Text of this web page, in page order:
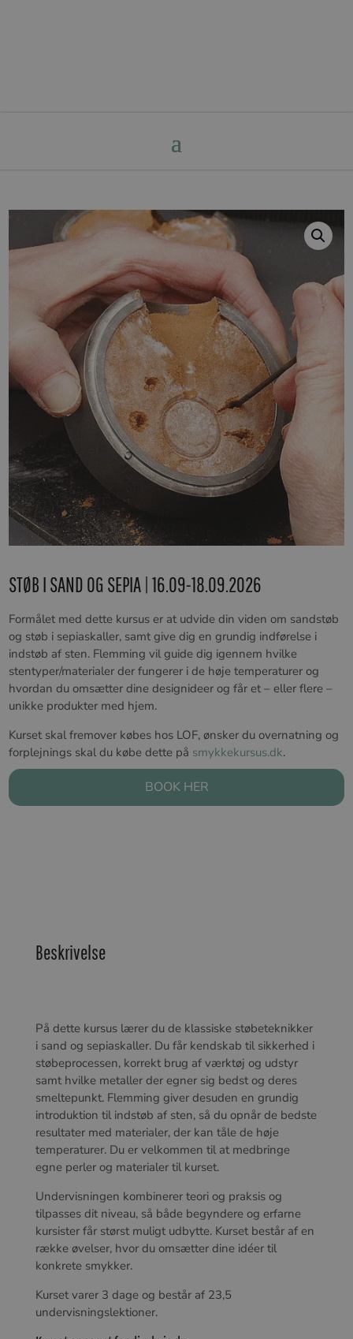
STØB I SAND OG SEPIA | 16.09-18.09.2026
Formålet med dette kursus er at udvide din viden om sandstøb
og støb i sepiaskaller, samt give dig en grundig indførelse i
indstøb af sten. Flemming vil guide dig igennem hvilke
stentyper/materialer der fungerer i de høje temperaturer og
hvordan du omsætter dine designideer og får et – eller flere –
unikke produkter med hjem.
Kurset skal fremover købes hos LOF, ønsker du overnatning og
forplejnings skal du købe dette på smykkekursus.dk.
BOOK HER
Beskrivelse
På dette kursus lærer du de klassiske støbeteknikker
i sand og sepiaskaller. Du får kendskab til sikkerhed i
støbeprocessen, korrekt brug af værktøj og udstyr
samt hvilke metaller der egner sig bedst og deres
smeltepunkt. Flemming giver desuden en grundig
introduktion til indstøb af sten, så du opnår de bedste
resultater med materialer, der kan tåle de høje
temperaturer. Du er velkommen til at medbringe
egne perler og materialer til kurset.
Undervisningen kombinerer teori og praksis og
tilpasses dit niveau, så både begyndere og erfarne
kursister får størst muligt udbytte. Kurset består af en
række øvelser, hvor du omsætter dine idéer til
konkrete smykker.
Kurset varer 3 dage og består af 23,5
undervisningslektioner.